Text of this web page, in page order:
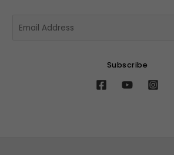
m
Subscribe